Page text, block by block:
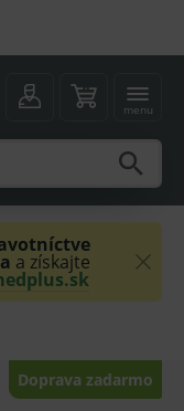
menu
a získajte
Doprava zadarmo